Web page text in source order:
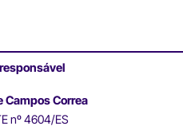
Correa
nº 4604/ES